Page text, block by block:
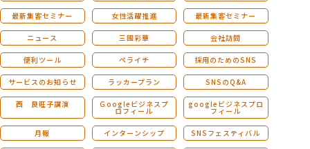
最新集客セミナー 女性活躍推進 最新集客セミナー
ニュース 三國彩華 会社訪問
便利ツール ペライチ 採用のためのSNS
サービスのお知らせ ラッカープラン SNSのQ&A
西 良旺子講演 Ｇoogleビジネスプ
ロフィール
googleビジネスプロ
フィール
月報 インターンシップ SNSフェスティバル